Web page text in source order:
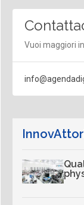
Vuoi maggiori